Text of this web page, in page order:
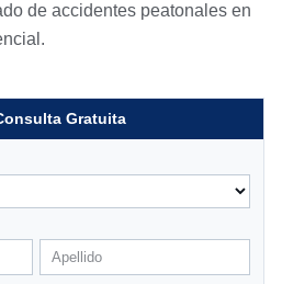
de accidentes peatonales en
Gratuita